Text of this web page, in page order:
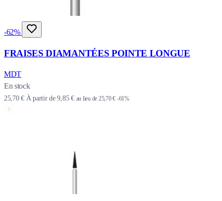
-62%
FRAISES DIAMANTÉES POINTE LONGUE
MDT
En stock
25,70 € À partir de 9,85 € au lieu de 25,70 € -61%